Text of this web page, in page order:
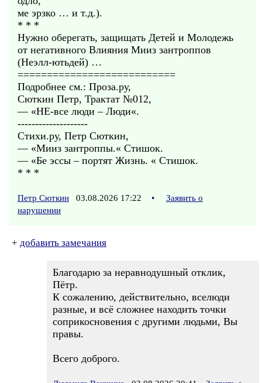
ме эрзко … и т.д.).
* * *
Нужно оберегать, защищать Детей и Молодежь
от негативного Влияния Мииз зантроппов
(Неэлл-ютьдей) …
===========================
Подробнее см.: Проза.ру,
Сюткин Петр, Трактат №012,
— «НЕ-все люди – Люди«.
--------------------
Стихи.ру, Петр Сюткин,
— «Мииз зантроппы.« Стишок.
— «Бе эссы – портят Жизнь. « Стишок.
* * *
Петр Сюткин 03.08.2026 17:22 •
Заявить о
нарушении
+ добавить замечания
Благодарю за неравнодушный отклик,
Пётр.
К сожалению, действительно, вселюди
разные, и всё сложнее находить точки
соприкосновения с другими людьми, Вы
правы.
Всего доброго.